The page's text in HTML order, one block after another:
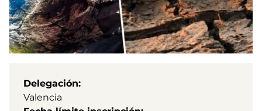
Delegación
Valencia